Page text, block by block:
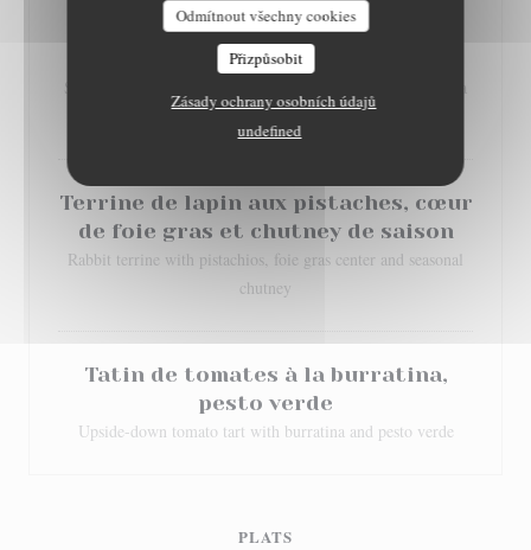
Odmítnout všechny cookies
Přizpůsobit
Zásady ochrany osobních údajů
undefined
Cromesquis de Saint Marcellin aux
noix sur lit de salade
Saint-Marcellin (local cheese) cromesquis with walnuts on a
bed of salad
Terrine de lapin aux pistaches, cœur
de foie gras et chutney de saison
Rabbit terrine with pistachios, foie gras center and seasonal
chutney
Tatin de tomates à la burratina,
pesto verde
Upside-down tomato tart with burratina and pesto verde
PLATS